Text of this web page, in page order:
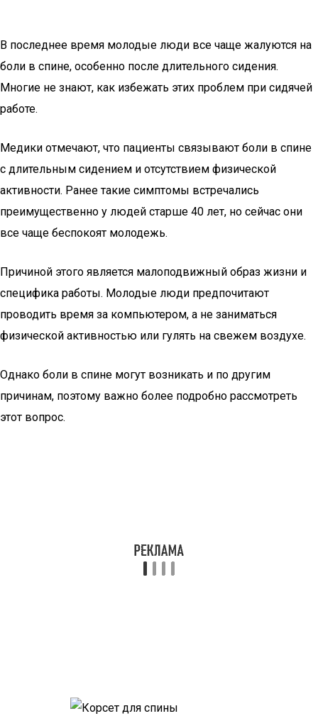
В последнее время молодые люди все чаще жалуются на
боли в спине, особенно после длительного сидения.
Многие не знают, как избежать этих проблем при сидячей
работе.
Медики отмечают, что пациенты связывают боли в спине
с длительным сидением и отсутствием физической
активности. Ранее такие симптомы встречались
преимущественно у людей старше 40 лет, но сейчас они
все чаще беспокоят молодежь.
Причиной этого является малоподвижный образ жизни и
специфика работы. Молодые люди предпочитают
проводить время за компьютером, а не заниматься
физической активностью или гулять на свежем воздухе.
Однако боли в спине могут возникать и по другим
причинам, поэтому важно более подробно рассмотреть
этот вопрос.